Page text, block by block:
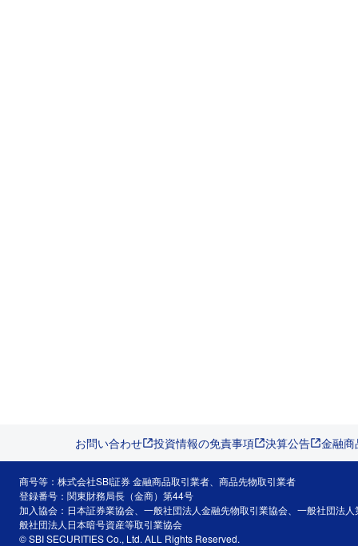
お問い合わせ 投資情報の免責事項 決算公告 金融
商号等：株式会社SBI証券 金融商品取引業者、商品先物取引業者
登録番号：関東財務局長（金商）第44号
加入協会：日本証券業協会、一般社団法人金融先物取引業協会、一般社団法
般社団法人日本暗号資産等取引業協会
© SBI SECURITIES Co., Ltd. ALL Rights Reserved.